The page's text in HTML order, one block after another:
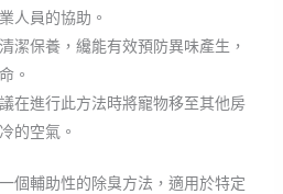
人員的協助。
潔保養，纔能有效預防異味產生，
。
在進行此方法時將寵物移至其他房
的空氣。
個輔助性的除臭方法，適用於特定